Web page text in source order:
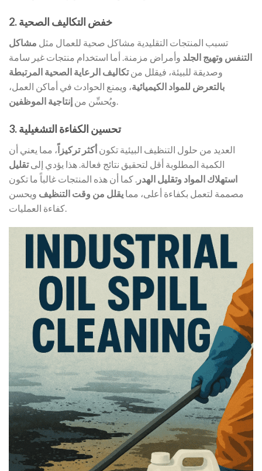
2. خفض التكاليف الصحية
تسبب المنتجات التقليدية مشاكل صحية للعمال مثل مشاكل
التنفس وتهيج الجلد وأمراض مزمنة. أما استخدام منتجات غير سامة
وصديقة للبيئة، فيقلل منتكاليف الرعاية الصحية المرتبطة
بالتعرض للمواد الكيميائية، ويمنع الحوادث في أماكن العمل،
ويُحسِّن من إنتاجية الموظفين
3. تحسين الكفاءة التشغيلية
العديد من حلول التنظيف البيئية تكونأكثر تركيزاً، مما يعني أن
الكمية المطلوبة أقل لتحقيق نتائج فعالة. هذا يؤدي إلىتقليل
استهلاك المواد وتقليل الهدر . كما أن هذه المنتجات غالباً ما تكون
مصممة لتعمل بكفاءة أعلى، مما يقلل من وقت التنظيف ويحسن